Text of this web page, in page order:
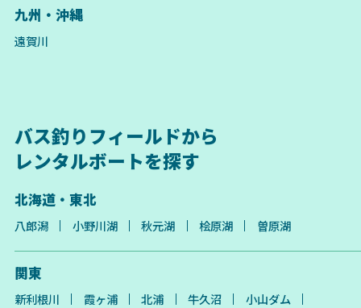
九州・沖縄
遠賀川
バス釣りフィールドから
レンタルボートを探す
北海道・東北
八郎潟 小野川湖 秋元湖 桧原湖 曽原湖
関東
新利根川 霞ヶ浦 北浦 牛久沼
小山ダム